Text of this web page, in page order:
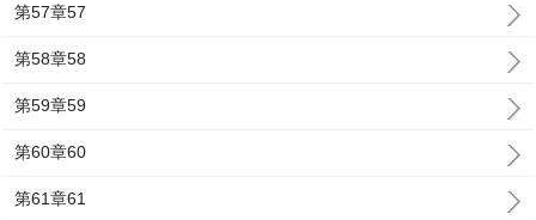
第57章57
第58章58
第59章59
第60章60
第61章61